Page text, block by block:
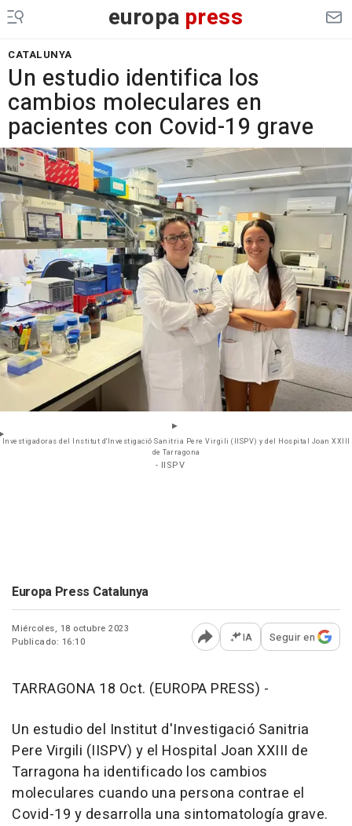
europa press
CATALUNYA
Un estudio identifica los
cambios moleculares en
pacientes con Covid-19 grave
Investigadoras del Institut d'Investigació Sanitria Pere Virgili (IISPV) y del Hospital Joan XXIII
de Tarragona
- IISPV
Europa Press Catalunya
Miércoles, 18 octubre 2023
Publicado: 16:10
Abrir opciones para
IA Seguir en
TARRAGONA 18 Oct. (EUROPA PRESS) -
Un estudio del Institut d'Investigació Sanitria
Pere Virgili (IISPV) y el Hospital Joan XXIII de
Tarragona ha identificado los cambios
moleculares cuando una persona contrae el
Covid-19 y desarrolla una sintomatología grave.